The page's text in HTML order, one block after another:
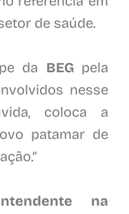
de saúde.
da BEGpela
nesse
coloca a
patamar de
na